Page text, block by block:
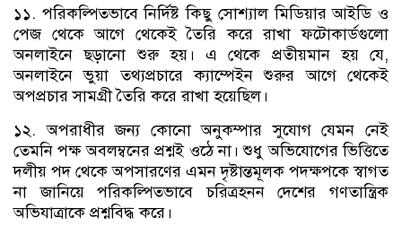
১১. পরিকল্পিতভাবে নির্দিষ্ট কিছু সোশ্যাল মিডিয়ার আইডি ও
পেজ থেকে আগে থেকেই তৈরি করে রাখা ফটোকার্ডগুলো
অনলাইনে ছড়ানো শুরু হয়। এ থেকে প্রতীয়মান হয় যে,
অনলাইনে ভুয়া তথ্যপ্রচারে ক্যাম্পেইন শুরুর আগে থেকেই
অপপ্রচার সামগ্রী তৈরি করে রাখা হয়েছিল।
১২. অপরাধীর জন্য কোনো অনুকম্পার সুযোগ যেমন নেই
তেমনি পক্ষ অবলম্বনের প্রশ্নই ওঠে না। শুধু অভিযোগের ভিত্তিতে
দলীয় পদ থেকে অপসারণের এমন দৃষ্টান্তমূলক পদক্ষপকে স্বাগত
না জানিয়ে পরিকল্পিতভাবে চরিত্রহনন দেশের গণতান্ত্রিক
অভিযাত্রাকে প্রশ্নবিদ্ধ করে।